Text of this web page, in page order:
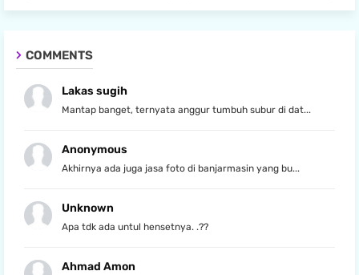
COMMENTS
Lakas sugih
Mantap banget, ternyata anggur tumbuh subur di dat...
Anonymous
Akhirnya ada juga jasa foto di banjarmasin yang bu...
Unknown
Apa tdk ada untul hensetnya. .??
Ahmad Amon